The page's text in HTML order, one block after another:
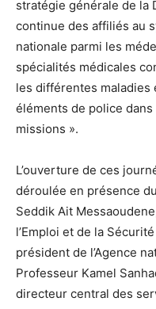
stratégie générale de la
continue des affiliés au
nationale parmi les
spécialités médicales
les différentes maladies
éléments de police dans
missions ».
L’ouverture de ces
déroulée en présence
Seddik Ait
l’Emploi et de la
président de l’Agence
Professeur Kamel
directeur central des